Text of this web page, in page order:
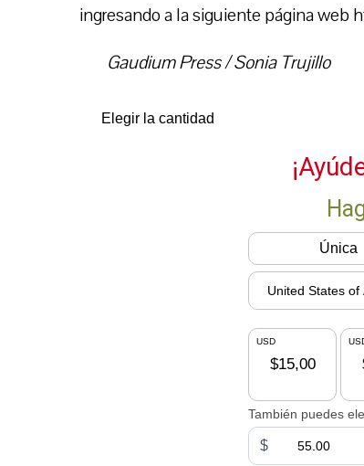
ingresando a la siguiente página web
Gaudium Press / Sonia Trujillo